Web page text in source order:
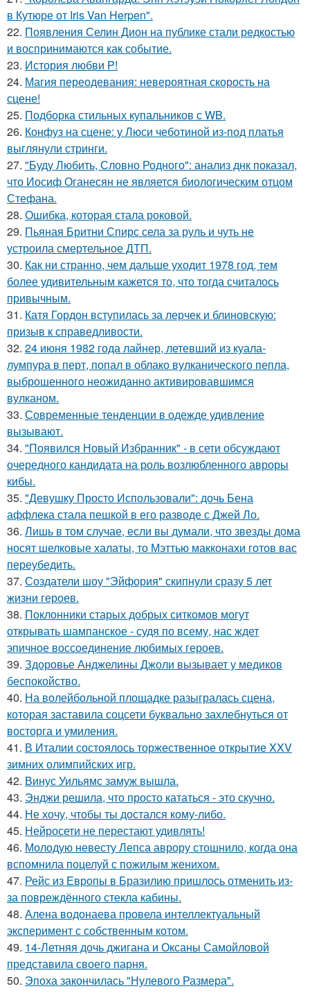
в Кутюре от Iris Van Herpen".
22. Появления Селин Дион на публике стали редкостью
и воспринимаются как событие.
23. История любви P!
24. Магия переодевания: невероятная скорость на
сцене!
25. Подборка стильных купальников с WB.
26. Конфуз на сцене: у Люси чеботиной из-под платья
выглянули стринги.
27. "Буду Любить, Словно Родного": анализ днк показал,
что Иосиф Оганесян не является биологическим отцом
Стефана.
28. Ошибка, которая стала роковой.
29. Пьяная Бритни Спирс села за руль и чуть не
устроила смертельное ДТП.
30. Как ни странно, чем дальше уходит 1978 год, тем
более удивительным кажется то, что тогда считалось
привычным.
31. Катя Гордон вступилась за лерчек и блиновскую:
призыв к справедливости.
32. 24 июня 1982 года лайнер, летевший из куала-
лумпура в перт, попал в облако вулканического пепла,
выброшенного неожиданно активировавшимся
вулканом.
33. Современные тенденции в одежде удивление
вызывают.
34. "Появился Новый Избранник" - в сети обсуждают
очередного кандидата на роль возлюбленного авроры
кибы.
35. "Девушку Просто Использовали": дочь Бена
аффлека стала пешкой в его разводе с Джей Ло.
36. Лишь в том случае, если вы думали, что звезды дома
носят шелковые халаты, то Мэттью макконахи готов вас
переубедить.
37. Создатели шоу "Эйфория" скипнули сразу 5 лет
жизни героев.
38. Поклонники старых добрых ситкомов могут
открывать шампанское - судя по всему, нас ждет
эпичное воссоединение любимых героев.
39. Здоровье Анджелины Джоли вызывает у медиков
беспокойство.
40. На волейбольной площадке разыгралась сцена,
которая заставила соцсети буквально захлебнуться от
восторга и умиления.
41. В Италии состоялось торжественное открытие XXV
зимних олимпийских игр.
42. Винус Уильямс замуж вышла.
43. Энджи решила, что просто кататься - это скучно.
44. Не хочу, чтобы ты достался кому-либо.
45. Нейросети не перестают удивлять!
46. Молодую невесту Лепса аврору стошнило, когда она
вспомнила поцелуй с пожилым женихом.
47. Рейс из Европы в Бразилию пришлось отменить из-
за повреждённого стекла кабины.
48. Алена водонаева провела интеллектуальный
эксперимент с собственным котом.
49. 14-Летняя дочь джигана и Оксаны Самойловой
представила своего парня.
50. Эпоха закончилась "Нулевого Размера".